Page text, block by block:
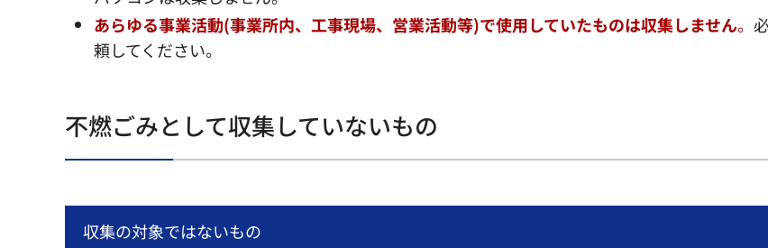
あらゆる事業活動(事業所内、工事現場、営業活動等)で使用していたものは収集しません。
頼してください。
不燃ごみとして収集していないもの
収集の対象ではないもの